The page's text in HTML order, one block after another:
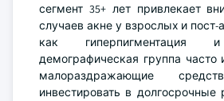
сегмент 35+ лет привлекает
случаев акне у взрослых и пост-
как
демографическая группа
малораздражающие
инвестировать в